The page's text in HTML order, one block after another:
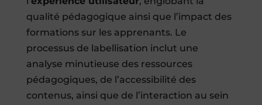
qualité pédagogique ainsi que l’impact des
formations sur les apprenants. Le
processus de labellisation inclut une
analyse minutieuse des ressources
pédagogiques, de l’accessibilité des
contenus, ainsi que de l’interaction au sein